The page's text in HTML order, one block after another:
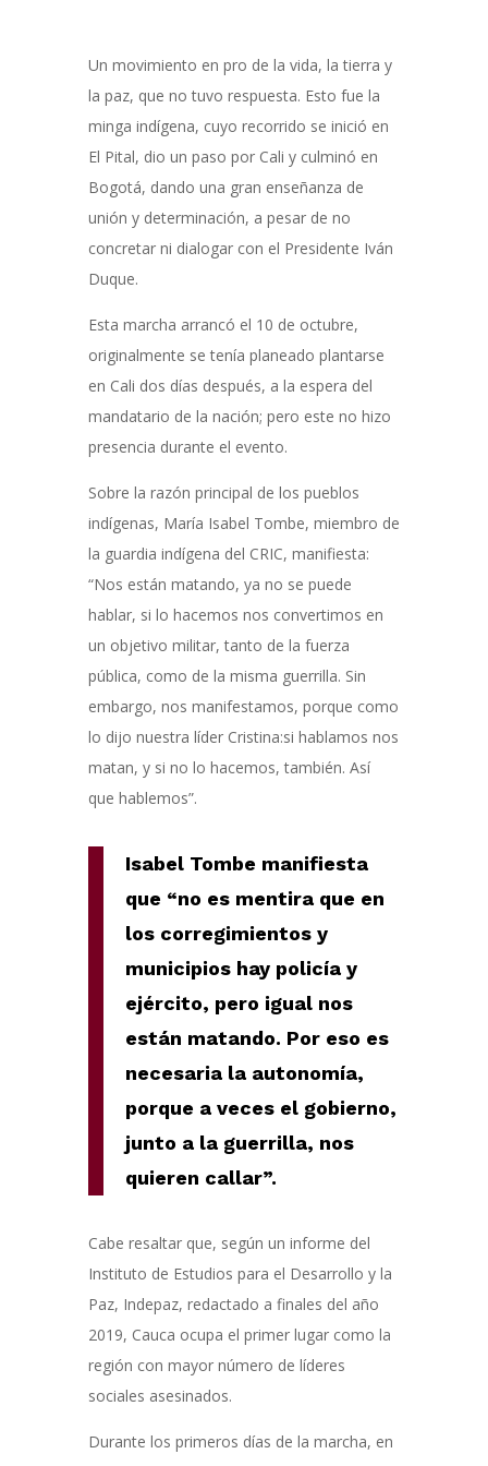
Un movimiento en pro de la vida, la tierra y
la paz, que no tuvo respuesta. Esto fue la
minga indígena, cuyo recorrido se inició en
El Pital, dio un paso por Cali y culminó en
Bogotá, dando una gran enseñanza de
unión y determinación, a pesar de no
concretar ni dialogar con el Presidente Iván
Duque.
Esta marcha arrancó el 10 de octubre,
originalmente se tenía planeado plantarse
en Cali dos días después, a la espera del
mandatario de la nación; pero este no hizo
presencia durante el evento.
Sobre la razón principal de los pueblos
indígenas, María Isabel Tombe, miembro de
la guardia indígena del CRIC, manifiesta:
“Nos están matando, ya no se puede
hablar, si lo hacemos nos convertimos en
un objetivo militar, tanto de la fuerza
pública, como de la misma guerrilla. Sin
embargo, nos manifestamos, porque como
lo dijo nuestra líder Cristina:si hablamos nos
matan, y si no lo hacemos, también. Así
que hablemos”.
Isabel Tombe manifiesta
que “no es mentira que en
los corregimientos y
municipios hay policía y
ejército, pero igual nos
están matando. Por eso es
necesaria la autonomía,
porque a veces el gobierno,
junto a la guerrilla, nos
quieren callar”.
Cabe resaltar que, según un informe del
Instituto de Estudios para el Desarrollo y la
Paz, Indepaz, redactado a finales del año
2019, Cauca ocupa el primer lugar como la
región con mayor número de líderes
sociales asesinados.
Durante los primeros días de la marcha, en